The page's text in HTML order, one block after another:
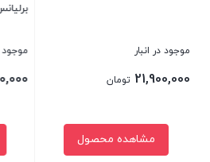
7,590,000
مشاهده محصول